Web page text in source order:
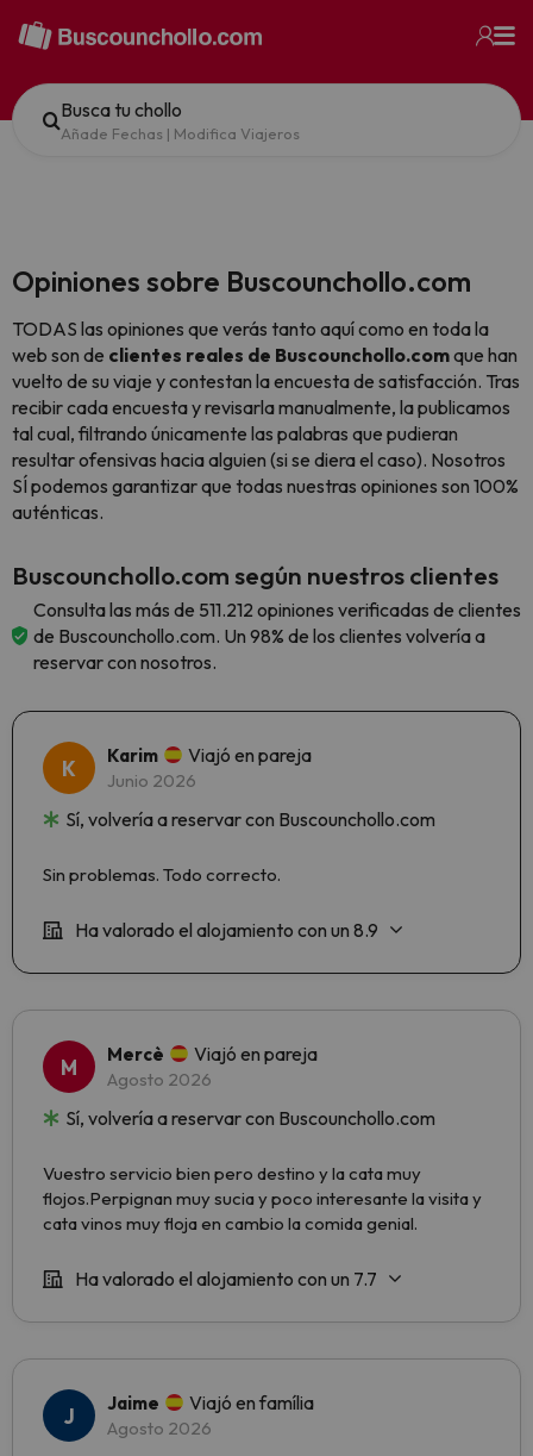
Busca tu chollo
Añade Fechas | Modifica Viajeros
Opiniones sobre Buscounchollo.com
TODAS las opiniones que verás tanto aquí como en toda la
web son de clientes reales de Buscounchollo.comque han
vuelto de su viaje y contestan la encuesta de satisfacción. Tras
recibir cada encuesta y revisarla manualmente, la publicamos
tal cual, filtrando únicamente las palabras que pudieran
resultar ofensivas hacia alguien (si se diera el caso). Nosotros
SÍ podemos garantizar que todas nuestras opiniones son 100%
auténticas.
Buscounchollo.com según nuestros clientes
Consulta las más de 511.212 opiniones verificadas de clientes
de Buscounchollo.com. Un 98% de los clientes volvería a
reservar con nosotros.